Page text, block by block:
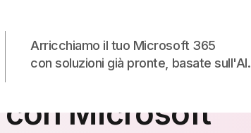
Arricchiamo il tuo Microsoft 365
con soluzioni già pronte, basate sull'AI.
interna
Microsoft